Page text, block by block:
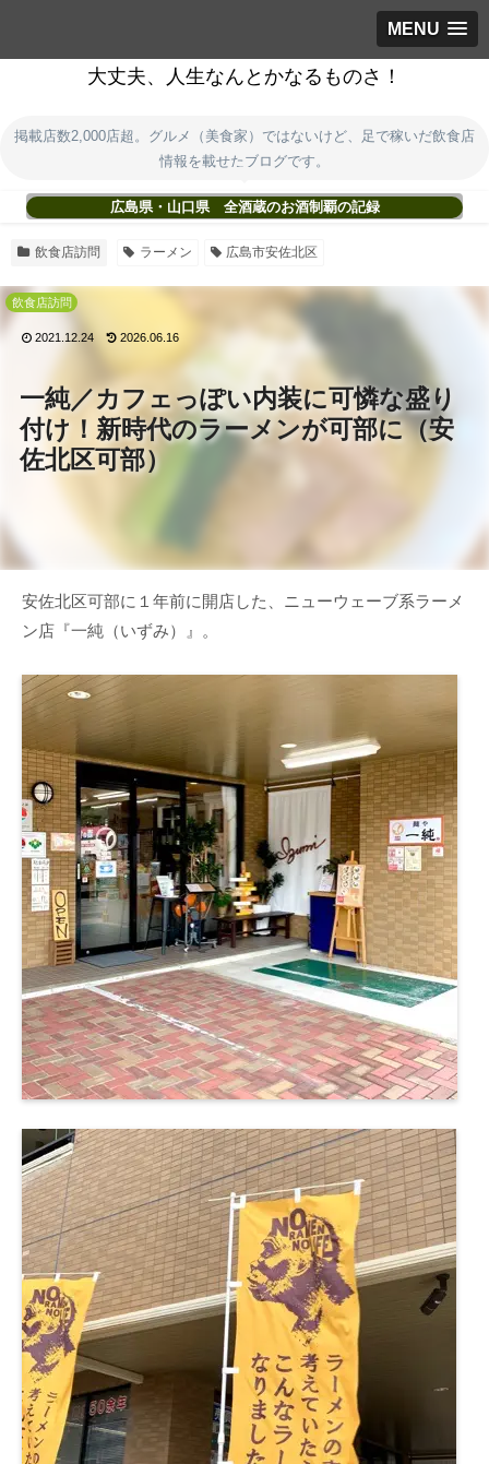
MENU
大丈夫、人生なんとかなるものさ！
掲載店数2,000店超。グルメ（美食家）ではないけど、足で稼いだ飲食店
情報を載せたブログです。
広島県・山口県 全酒蔵のお酒制覇の記録
飲食店訪問 ラーメン 広島市安佐北区
一純／カフェっぽい内装に可憐な盛り
付け！新時代のラーメンが可部に（安
佐北区可部）
飲食店訪問
2021.12.24 2026.06.16
安佐北区可部に１年前に開店した、ニューウェーブ系ラーメ
ン店『一純（いずみ）』。